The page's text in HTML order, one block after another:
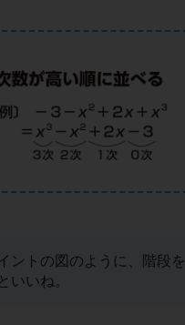
ントの図のように、階段を
いいね。